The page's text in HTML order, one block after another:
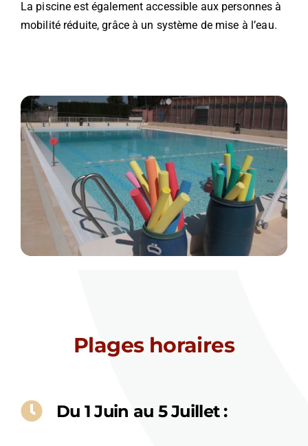
La piscine est également accessible aux personnes à
mobilité réduite, grâce à un système de mise à l’eau.
Plages horaires
Du 1 Juin au 5 Juillet :